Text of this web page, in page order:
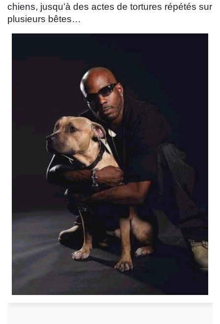
chiens, jusqu’à des actes de tortures répétés sur
plusieurs bêtes…